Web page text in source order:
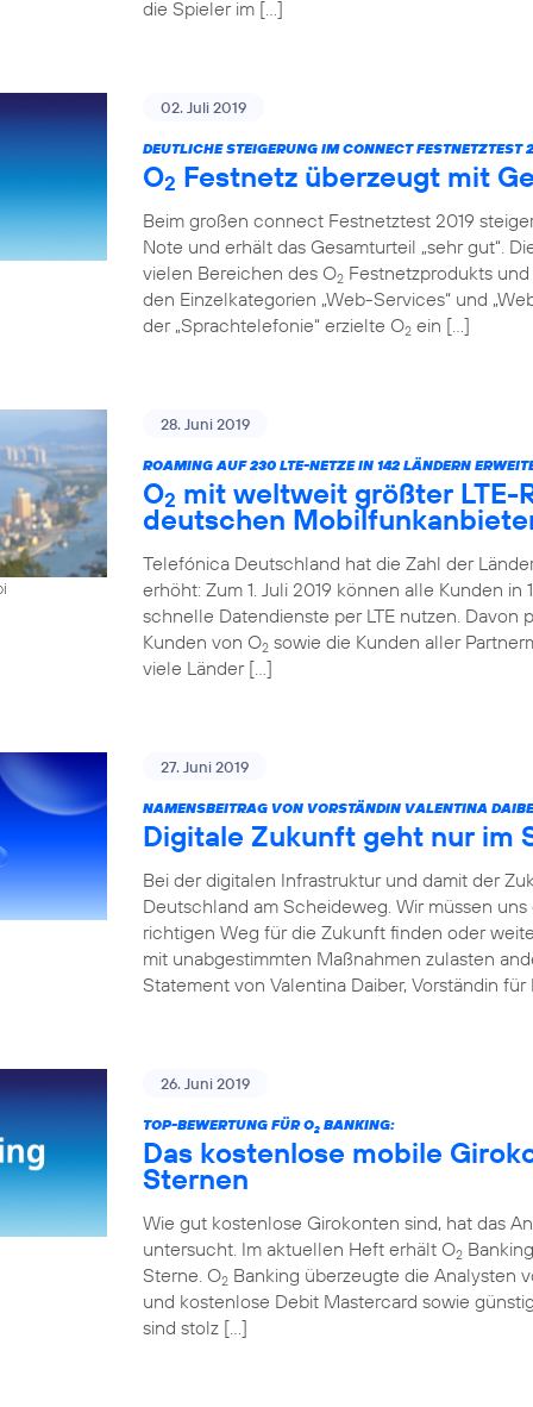
die Spieler im […]
02. Juli 2019
DEUTLICHE STEIGERUNG IM CONNECT FESTNETZTEST
O2 Festnetz überzeugt mit
Beim großen connect Festnetztest 2019
Note und erhält das Gesamturteil „sehr gut“.
vielen Bereichen des O2 Festnetzprodukts
den Einzelkategorien „Web-Services“ und
der „Sprachtelefonie“ erzielte O2 ein […]
28. Juni 2019
ROAMING AUF 230 LTE-NETZE IN 142 LÄNDERN
O2 mit weltweit größter LTE-
deutschen
Telefónica Deutschland hat die Zahl der
erhöht: Zum 1. Juli 2019 können alle Kunden
schnelle Datendienste per LTE nutzen.
Kunden von O2 sowie die Kunden aller
viele Länder […]
27. Juni 2019
NAMENSBEITRAG VON VORSTÄNDIN VALENTINA
Digitale Zukunft geht nur im
Bei der digitalen Infrastruktur und damit der
Deutschland am Scheideweg. Wir müssen
richtigen Weg für die Zukunft finden oder
mit unabgestimmten Maßnahmen zulasten
Statement von Valentina Daiber, Vorständin
26. Juni 2019
TOP-BEWERTUNG FÜR O2 BANKING:
Das kostenlose mobile
Sternen
Wie gut kostenlose Girokonten sind, hat das
untersucht. Im aktuellen Heft erhält O2
Sterne. O2 Banking überzeugte die Analysten
und kostenlose Debit Mastercard sowie
sind stolz […]